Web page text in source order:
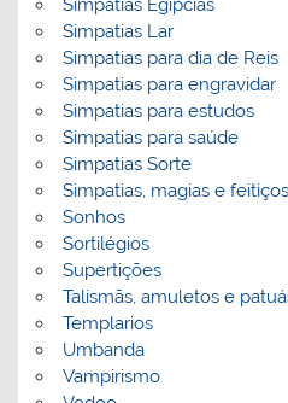
Simpatias Egipcias
Simpatias Lar
Simpatias para dia de Reis
Simpatias para engravidar
Simpatias para estudos
Simpatias para saúde
Simpatias Sorte
Simpatias, magias e
Sonhos
Sortilégios
Supertições
Talismãs, amuletos e
Templarios
Umbanda
Vampirismo